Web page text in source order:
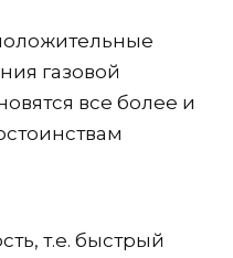
газовой
все более и
т.е. быстрый